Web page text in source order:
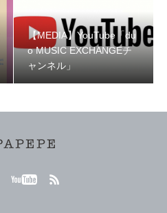
【MEDIA】YouTube「du
o MUSIC EXCHANGEチ
ャンネル」